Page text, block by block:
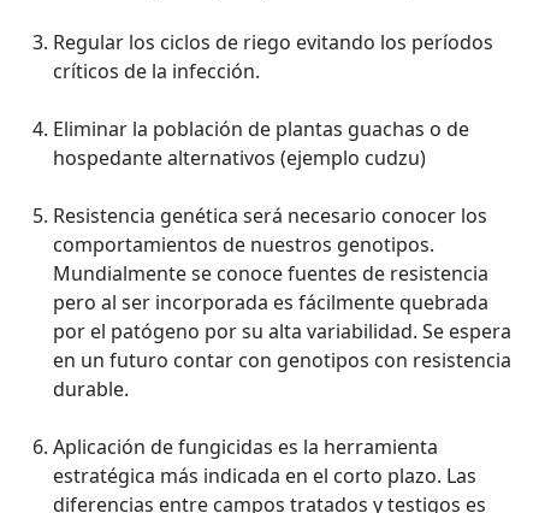
Regular los ciclos de riego evitando los períodos
críticos de la infección.
Eliminar la población de plantas guachas o de
hospedante alternativos (ejemplo cudzu)
Resistencia genética será necesario conocer los
comportamientos de nuestros genotipos.
Mundialmente se conoce fuentes de resistencia
pero al ser incorporada es fácilmente quebrada
por el patógeno por su alta variabilidad. Se espera
en un futuro contar con genotipos con resistencia
durable.
Aplicación de fungicidas es la herramienta
estratégica más indicada en el corto plazo. Las
diferencias entre campos tratados y testigos es